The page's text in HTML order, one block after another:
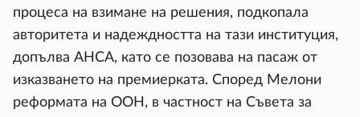
процеса на взимане на решения, подкопала
авторитета и надеждността на тази институция,
допълва АНСА, като се позовава на пасаж от
изказването на премиерката. Според Мелони
реформата на ООН, в частност на Съвета за